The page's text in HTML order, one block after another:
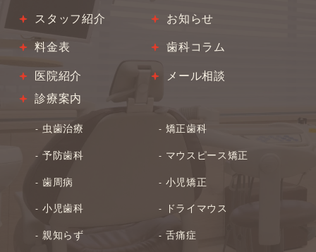
スタッフ紹介
料金表
医院紹介
お知らせ
歯科コラム
メール相談
診療案内
虫歯治療
予防歯科
歯周病
小児歯科
親知らず
矯正歯科
マウスピース矯正
小児矯正
ドライマウス
舌痛症